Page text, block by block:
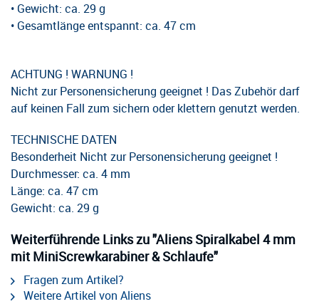
• Gewicht: ca. 29 g
• Gesamtlänge entspannt: ca. 47 cm
ACHTUNG ! WARNUNG !
Nicht zur Personensicherung geeignet ! Das Zubehör darf
auf keinen Fall zum sichern oder klettern genutzt werden.
TECHNISCHE DATEN
Besonderheit Nicht zur Personensicherung geeignet !
Durchmesser: ca. 4 mm
Länge: ca. 47 cm
Gewicht: ca. 29 g
Weiterführende Links zu "Aliens Spiralkabel 4 mm
mit MiniScrewkarabiner & Schlaufe"
Fragen zum Artikel?
Weitere Artikel von Aliens